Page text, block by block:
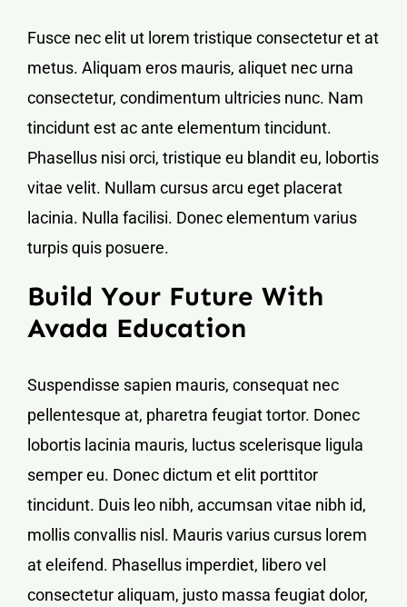
Fusce nec elit ut lorem tristique consectetur et at
metus. Aliquam eros mauris, aliquet nec urna
consectetur, condimentum ultricies nunc. Nam
tincidunt est ac ante elementum tincidunt.
Phasellus nisi orci, tristique eu blandit eu, lobortis
vitae velit. Nullam cursus arcu eget placerat
lacinia. Nulla facilisi. Donec elementum varius
turpis quis posuere.
Build Your Future With
Avada Education
Suspendisse sapien mauris, consequat nec
pellentesque at, pharetra feugiat tortor. Donec
lobortis lacinia mauris, luctus scelerisque ligula
semper eu. Donec dictum et elit porttitor
tincidunt. Duis leo nibh, accumsan vitae nibh id,
mollis convallis nisl. Mauris varius cursus lorem
at eleifend. Phasellus imperdiet, libero vel
consectetur aliquam, justo massa feugiat dolor,